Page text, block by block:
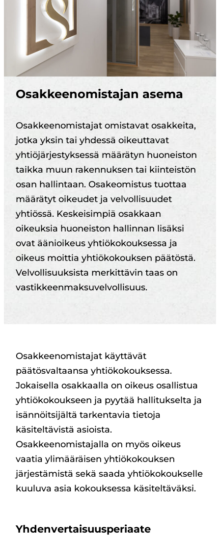
Osakkeenomistajan asema
Osakkeenomistajat omistavat osakkeita,
jotka yksin tai yhdessä oikeuttavat
yhtiöjärjestyksessä määrätyn huoneiston
taikka muun rakennuksen tai kiinteistön
osan hallintaan. Osakeomistus tuottaa
määrätyt oikeudet ja velvollisuudet
yhtiössä. Keskeisimpiä osakkaan
oikeuksia huoneiston hallinnan lisäksi
ovat äänioikeus yhtiökokouksessa ja
oikeus moittia yhtiökokouksen päätöstä.
Velvollisuuksista merkittävin taas on
vastikkeenmaksuvelvollisuus.
Osakkeenomistajat käyttävät
päätösvaltaansa yhtiökokouksessa.
Jokaisella osakkaalla on oikeus osallistua
yhtiökokoukseen ja pyytää hallitukselta ja
isännöitsijältä tarkentavia tietoja
käsiteltävistä asioista.
Osakkeenomistajalla on myös oikeus
vaatia ylimääräisen yhtiökokouksen
järjestämistä sekä saada yhtiökokoukselle
kuuluva asia kokouksessa käsiteltäväksi.
Yhdenvertaisuusperiaate